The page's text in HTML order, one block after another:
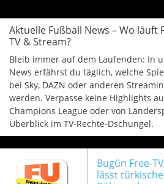
Aktuelle Fußball News – Wo läuft
TV & Stream?
Bleib immer auf dem Laufenden: In
News erfährst du täglich, welche
bei Sky, DAZN oder anderen
werden. Verpasse keine Highlights
Champions League oder von
Überblick im TV-Rechte-Dschungel.
Bugün Free-
lässt